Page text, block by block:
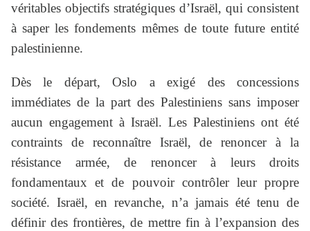
véritables objectifs stratégiques d’Israël, qui consistent
à saper les fondements mêmes de toute future entité
palestinienne.
Dès le départ, Oslo a exigé des concessions
immédiates de la part des Palestiniens sans imposer
aucun engagement à Israël. Les Palestiniens ont été
contraints de reconnaître Israël, de renoncer à la
résistance armée, de renoncer à leurs droits
fondamentaux et de pouvoir contrôler leur propre
société. Israël, en revanche, n’a jamais été tenu de
définir des frontières, de mettre fin à l’expansion des